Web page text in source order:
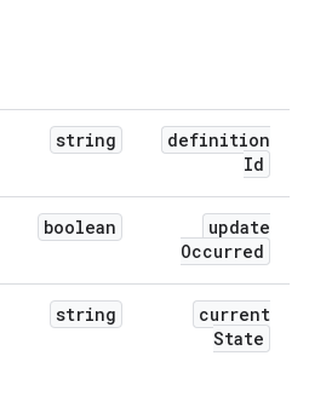
definition
Id
string
update
Occurred
boolean
current
State
string